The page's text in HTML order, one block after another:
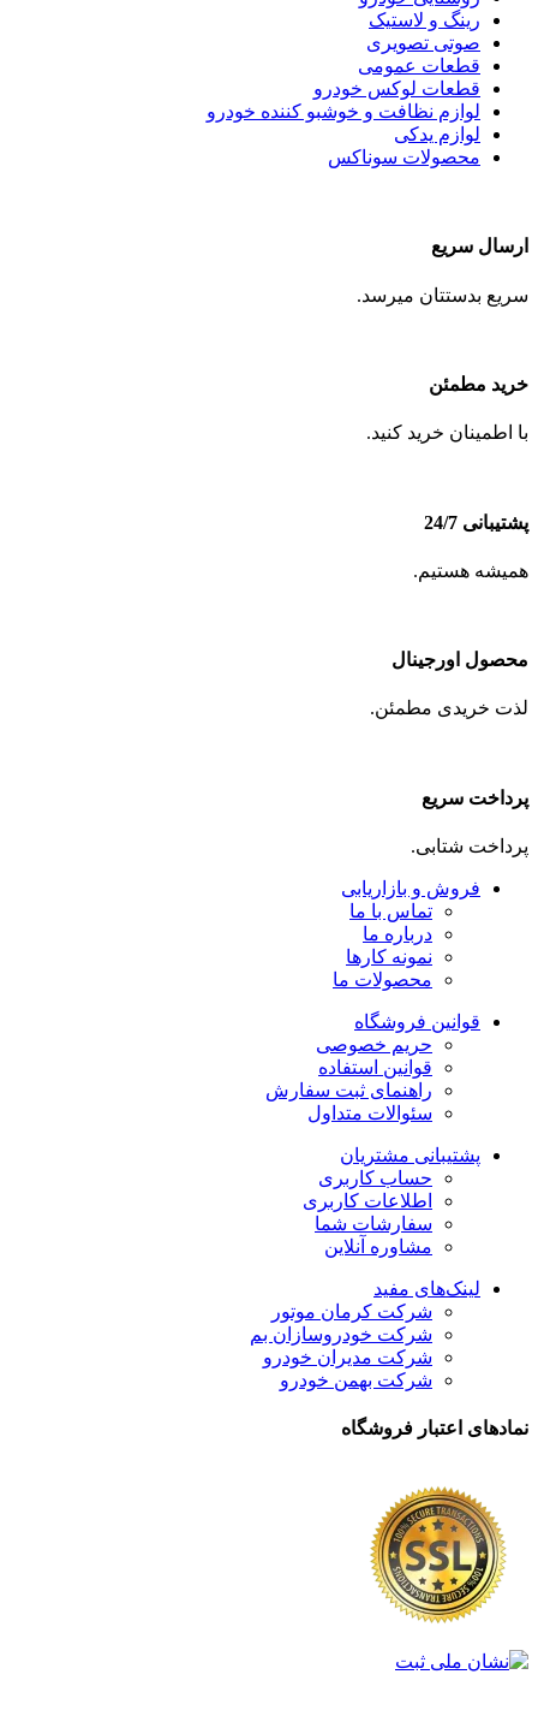
رینگ و لاستیک
صوتی تصویری
قطعات عمومی
قطعات لوکس خودرو
لوازم نظافت و خوشبو کننده خودرو
لوازم یدکی
محصولات سوناکس
ارسال سریع
سریع بدستتان میرسد.
خرید مطمئن
با اطمینان خرید کنید.
پشتیبانی 24/7
همیشه هستیم.
محصول اورجینال
لذت خریدی مطمئن.
پرداخت سریع
پرداخت شتابی.
فروش و بازاریابی
تماس با ما
درباره ما
نمونه کارها
محصولات ما
قوانین فروشگاه
حریم خصوصی
قوانین استفاده
راهنمای ثبت سفارش
سئوالات متداول
پشتیبانی مشتریان
حساب کاربری
اطلاعات کاربری
سفارشات شما
مشاوره آنلاین
لینک‌های مفید
شرکت کرمان موتور
شرکت خودروسازان بم
شرکت مدیران خودرو
شرکت بهمن خودرو
نمادهای اعتبار فروشگاه